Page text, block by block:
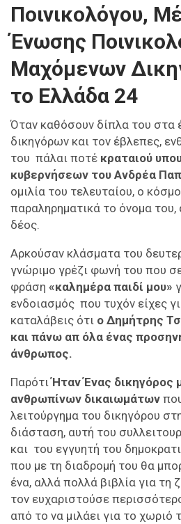
Ποινικολόγου,
Ένωσης
Μαχόμενων
το Ελλάδα 24
Όταν καθόσουν δίπλα του στα
δικηγόρων και τον έβλεπες,
του πάλαι ποτέ κραταιού
κυβερνήσεων του Ανδρέα
ομιλία του τελευταίου, ο
παραληρηματικά το όνομα του,
δέος.
Αρκούσαν κλάσματα του
γνώριμο γρέζι φωνή του που
φράση «καλημέρα παιδί μου»
ενδοιασμός που τυχόν είχες
καταλάβεις ότι ο Δημήτρης
και πάνω απ όλα ένας
άνθρωπος.
ΠαρότιΉταν Ένας δικηγόρος
ανθρωπίνων δικαιωμάτων
λειτούργημα του δικηγόρου
διάσταση, αυτή του
και του εγγυητή του
που με τη διαδρομή του θα
ένα, αλλά πολλά βιβλία για τη
τον ευχαριστούσε
από το να μιλάει για το χωριό